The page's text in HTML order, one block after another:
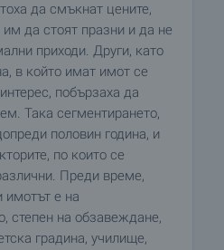
да смъкнат цените,
да стоят празни и да не
приходи. Други, като
в който имат имот се
побързаха да
Така сегментирането,
половин година, и
по които се
Преди време,
имотът е на
степен на обзавеждане,
градина, училище,